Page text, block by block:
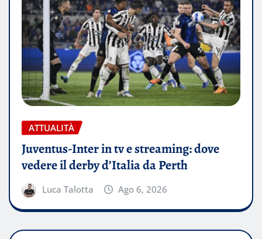
ATTUALITÀ
Juventus-Inter in tv e streaming: dove
vedere il derby d’Italia da Perth
Luca Talotta Ago 6, 2026